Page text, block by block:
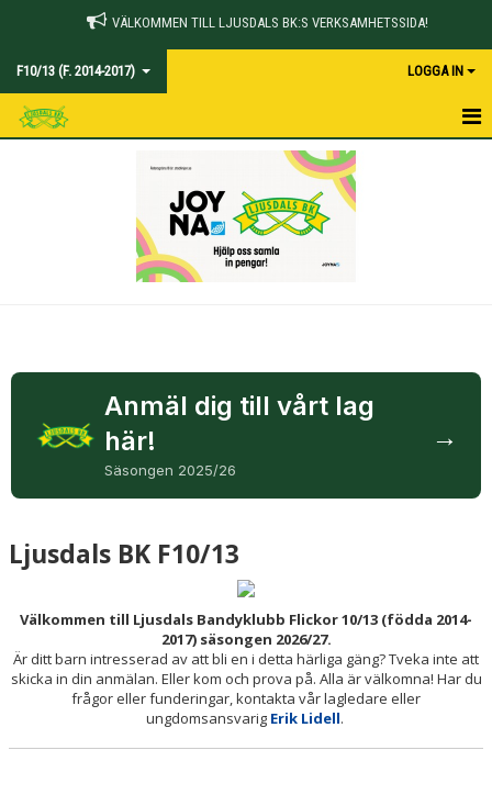
VÄLKOMMEN TILL LJUSDALS BK:S VERKSAMHETSSIDA!
F10/13 (F. 2014-2017) LOGGA IN
DOKUMENT
KONTAKT
Anmäl dig till vårt lag
här!
Säsongen 2025/26
→
Ljusdals BK F10/13
Välkommen till Ljusdals Bandyklubb Flickor 10/13 (födda 2014-
2017) säsongen 2026/27.
Är ditt barn intresserad av att bli en i detta härliga gäng? Tveka inte att
skicka in din anmälan. Eller kom och prova på. Alla är välkomna! Har du
frågor eller funderingar, kontakta vår lagledare eller
ungdomsansvarig Erik Lidell.